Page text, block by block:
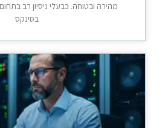
מהירה ובטוחה. כבעלי ניסיון רב
בסינקס